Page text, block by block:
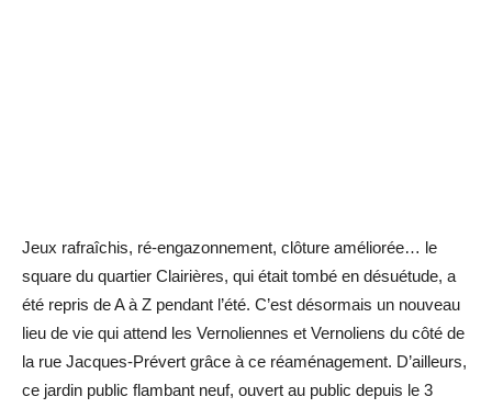
Jeux rafraîchis, ré-engazonnement, clôture améliorée… le
square du quartier Clairières, qui était tombé en désuétude, a
été repris de A à Z pendant l’été. C’est désormais un nouveau
lieu de vie qui attend les Vernoliennes et Vernoliens du côté de
la rue Jacques-Prévert grâce à ce réaménagement. D’ailleurs,
ce jardin public flambant neuf, ouvert au public depuis le 3